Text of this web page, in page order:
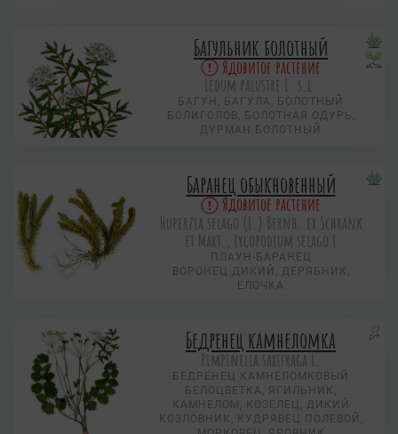
Багульник болотный
Ядовитое растение
Ledum palustre L. s.l.
БАГУН, БАГУЛА, БОЛОТНЫЙ
БОЛИГОЛОВ, БОЛОТНАЯ ОДУРЬ,
ДУРМАН БОЛОТНЫЙ
Баранец обыкновенный
Ядовитое растение
Huperzia selago (L.) Bernh. ex Schrank
et Mart., Lycopodium selago L
ПЛАУН-БАРАНЕЦ
ВОРОНЕЦ ДИКИЙ, ДЕРЯБНИК,
ЕЛОЧКА
Бедренец камнеломка
Pimpinella saxifraga L.
БЕДРЕНЕЦ КАМНЕЛОМКОВЫЙ
БЕЛОЦВЕТКА, ЯГИЛЬНИК,
КАМНЕЛОМ, КОЗЕЛЕЦ, ДИКИЙ
КОЗЛОВНИК, КУДРЯВЕЦ ПОЛЕВОЙ,